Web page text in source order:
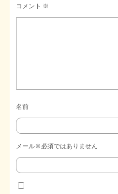
コメント ※
名前
メール※必須ではありません